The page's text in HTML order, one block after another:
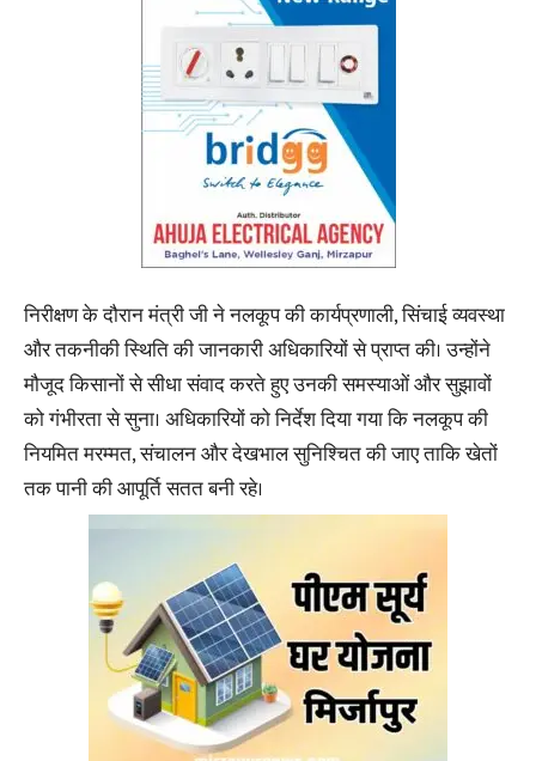
निरीक्षण के दौरान मंत्री जी ने नलकूप की कार्यप्रणाली, सिंचाई व्यवस्था
और तकनीकी स्थिति की जानकारी अधिकारियों से प्राप्त की। उन्होंने
मौजूद किसानों से सीधा संवाद करते हुए उनकी समस्याओं और सुझावों
को गंभीरता से सुना। अधिकारियों को निर्देश दिया गया कि नलकूप की
नियमित मरम्मत, संचालन और देखभाल सुनिश्चित की जाए ताकि खेतों
तक पानी की आपूर्ति सतत बनी रहे।